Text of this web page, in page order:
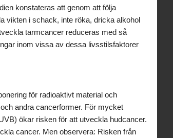
konstateras att genom att följa
vikten i schack, inte röka, dricka alkohol
tarmcancer reduceras med så
inom vissa av dessa livsstilsfaktorer
för radioaktivt material och
andra cancerformer. För mycket
ökar risken för att utveckla hudcancer.
cancer. Men observera: Risken från